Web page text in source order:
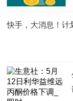
快手，大消息！计